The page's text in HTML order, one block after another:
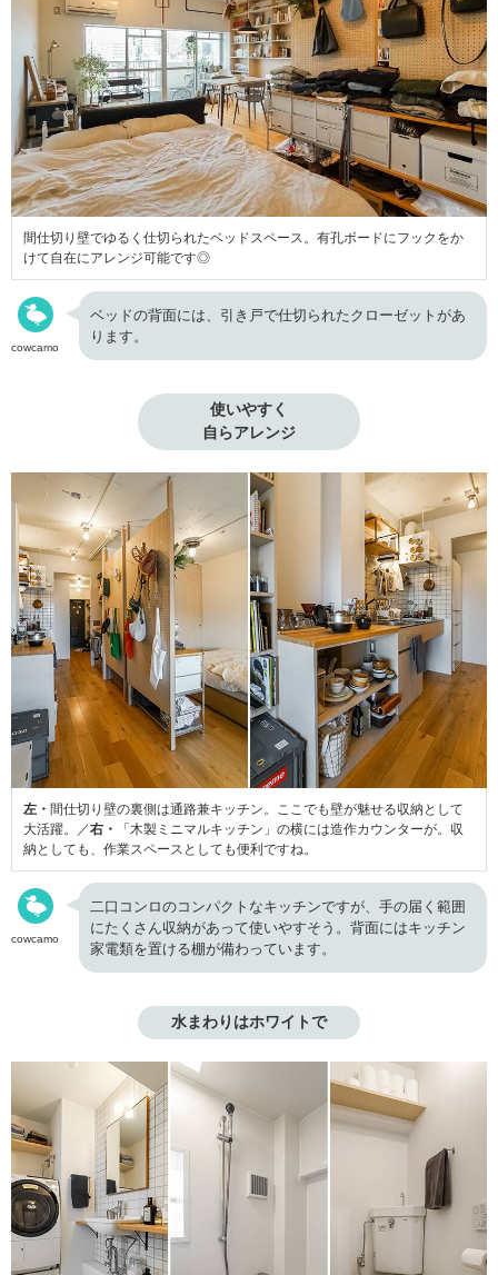
間仕切り壁でゆるく仕切られたベッドスペース。有孔ボードにフックをか
けて自在にアレンジ可能です◎
cowcamo
ベッドの背面には、引き戸で仕切られたクローゼットがあ
ります。
使いやすく
自らアレンジ
左・ 間仕切り壁の裏側は通路兼キッチン。ここでも壁が魅せる収納として
大活躍。／右・
「木製ミニマルキッチン」の横には造作カウンターが。収
納としても、作業スペースとしても便利ですね。
cowcamo
二口コンロのコンパクトなキッチンですが、手の届く範囲
にたくさん収納があって使いやすそう。背面にはキッチン
家電類を置ける棚が備わっています。
水まわりはホワイトで